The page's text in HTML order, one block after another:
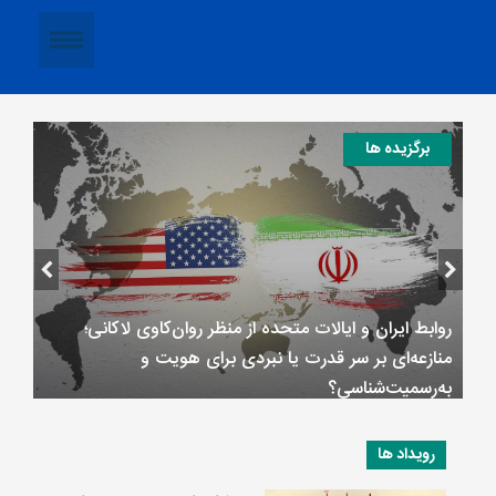
برگزيده ها
روابط ایران و ایالات متحده از منظر روان‌کاوی لاکانی؛
منازعه‌ای بر سر قدرت یا نبردی برای هویت و
به‌رسمیت‌شناسی؟
رویداد ها